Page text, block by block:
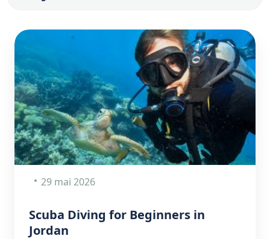
29 mai 2026
Scuba Diving for Beginners in
Jordan